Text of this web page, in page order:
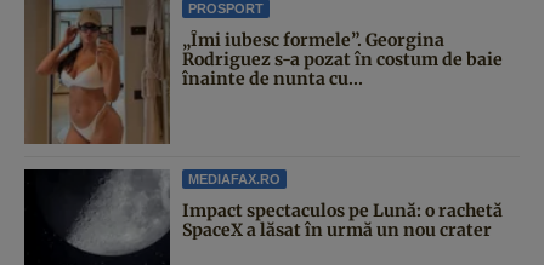
PROSPORT
„Îmi iubesc formele”. Georgina
Rodriguez s-a pozat în costum de baie
înainte de nunta cu...
MEDIAFAX.RO
Impact spectaculos pe Lună: o rachetă
SpaceX a lăsat în urmă un nou crater